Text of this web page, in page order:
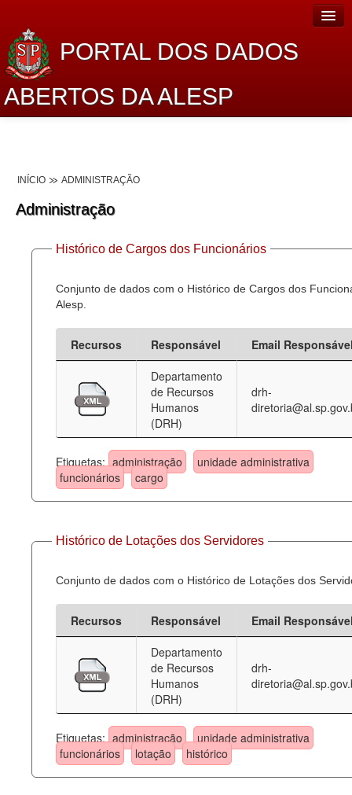
PORTAL DOS DADOS
ABERTOS DA ALESP
Dados Abertos Alesp
Lei de Acesso à Informação
Dados Governamentais Abertos
Planejamento
Catálogo de dados
Processo Legislativo
Administração
Legislação
Agenda
Perguntas frequentes
Contato
INÍCIO ADMINISTRAÇÃO
Administração
Histórico de Cargos dos Funcionários
Conjunto de dados com o Histórico de Cargos dos
Alesp.
Recursos Responsável
Email
Departamento
de Recursos
Humanos
(DRH)
drh-
Etiquetas: administração
unidade administrativa
funcionários
cargo
Histórico de Lotações dos Servidores
Conjunto de dados com o Histórico de Lotações dos
Recursos Responsável
Email
Departamento
de Recursos
Humanos
(DRH)
drh-
Etiquetas: administração
unidade administrativa
funcionários
lotação histórico